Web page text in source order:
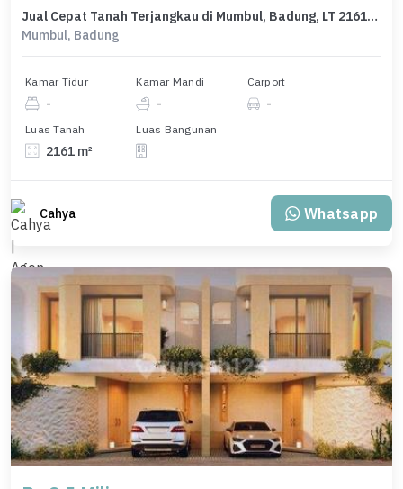
Jual Cepat Tanah Terjangkau di Mumbul, Badung, LT 2161m²
Mumbul, Badung
Kamar Tidur
-
Kamar Mandi
-
Carport
-
Luas Tanah
2161 m²
Luas Bangunan
Cahya Whatsapp